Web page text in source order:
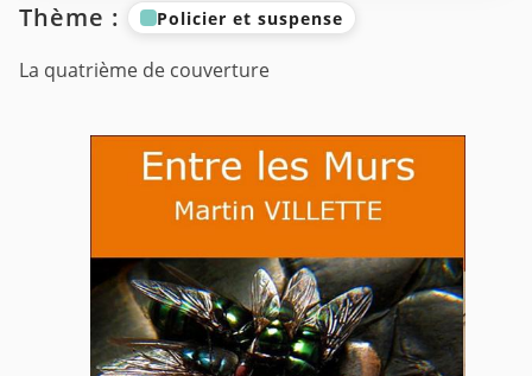
Thème : Policier et suspense
La quatrième de couverture